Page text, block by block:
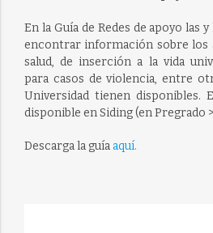
En la Guía de Redes de apoyo las
encontrar información sobre los
salud, de inserción a la vida
para casos de violencia, entre
Universidad tienen disponibles.
disponible en Siding (en Pregrado
Descarga la guíaaquí.